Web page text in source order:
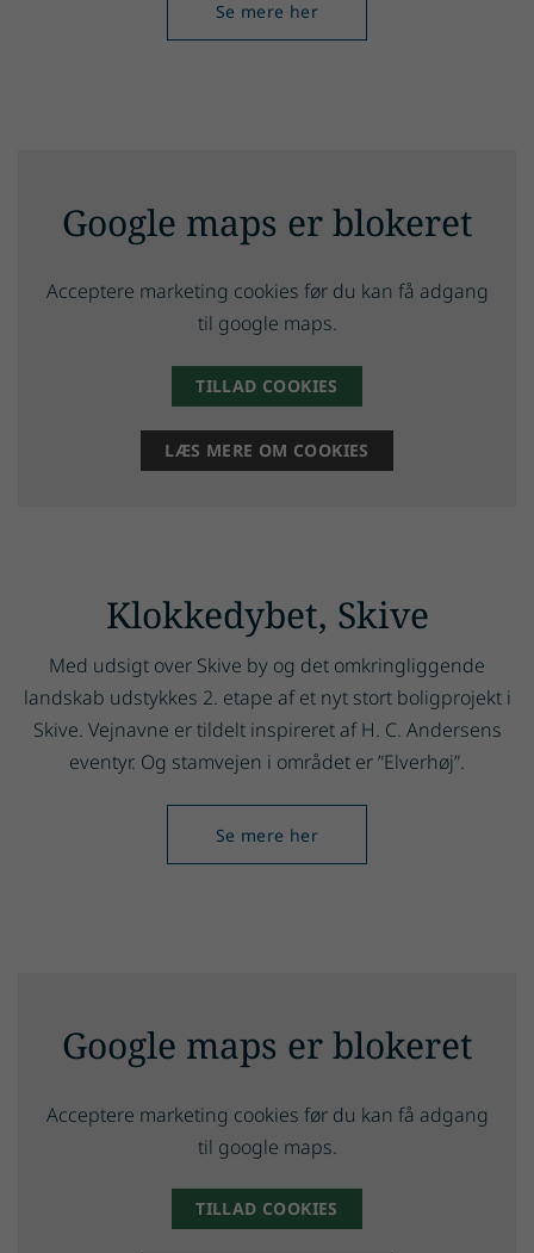
Se mere her
Google maps er blokeret
Acceptere marketing cookies før du kan få adgang
til google maps.
TILLAD COOKIES
LÆS MERE OM COOKIES
Klokkedybet, Skive
Med udsigt over Skive by og det om­kring­lig­gen­de
landskab udstykkes 2. etape af et nyt stort boligprojekt i
Skive. Vejnavne er tildelt inspireret af H. C. Andersens
eventyr. Og stamvejen i området er ”Elverhøj”.
Se mere her
Google maps er blokeret
Acceptere marketing cookies før du kan få adgang
til google maps.
TILLAD COOKIES